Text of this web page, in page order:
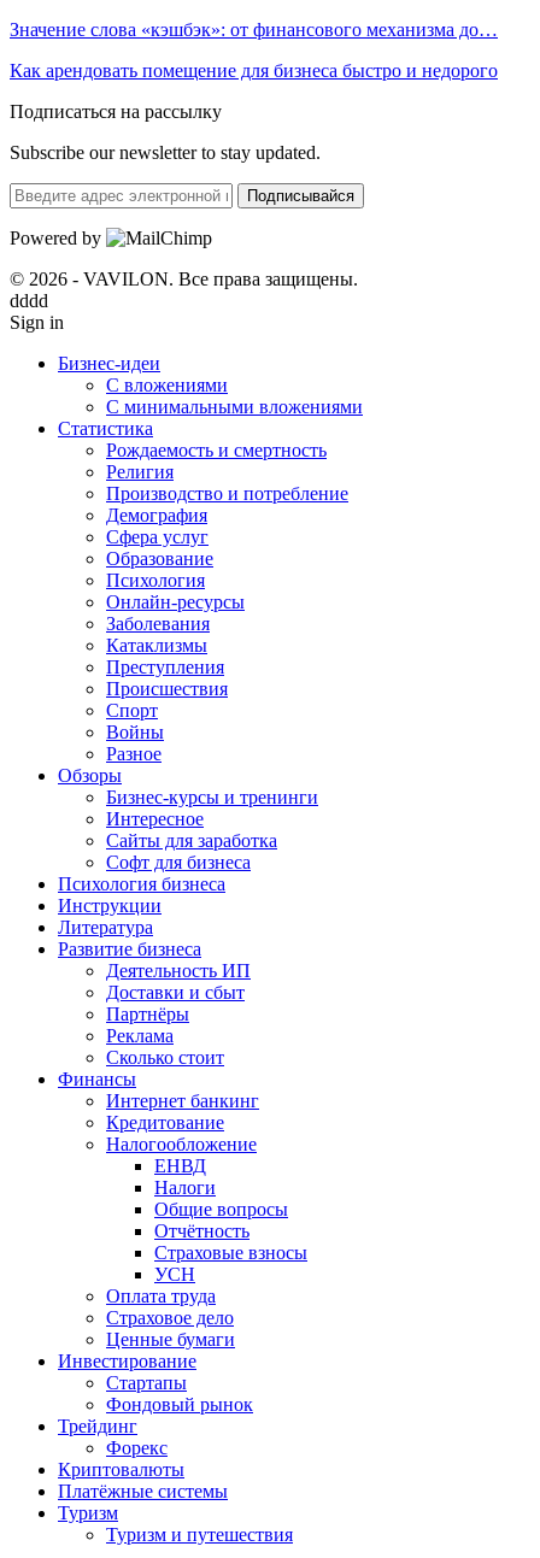
Значение слова «кэшбэк»: от финансового механизма до…
Как арендовать помещение для бизнеса быстро и недорого
Подписаться на рассылку
Subscribe our newsletter to stay updated.
Подписывайся
Powered by
© 2026 - VAVILON. Все права защищены.
dddd
Sign in
Бизнес-идеи
С вложениями
С минимальными вложениями
Статистика
Рождаемость и смертность
Религия
Производство и потребление
Демография
Сфера услуг
Образование
Психология
Онлайн-ресурсы
Заболевания
Катаклизмы
Преступления
Происшествия
Спорт
Войны
Разное
Обзоры
Бизнес-курсы и тренинги
Интересное
Сайты для заработка
Софт для бизнеса
Психология бизнеса
Инструкции
Литература
Развитие бизнеса
Деятельность ИП
Доставки и сбыт
Партнёры
Реклама
Сколько стоит
Финансы
Интернет банкинг
Кредитование
Налогообложение
ЕНВД
Налоги
Общие вопросы
Отчётность
Страховые взносы
УСН
Оплата труда
Страховое дело
Ценные бумаги
Инвестирование
Стартапы
Фондовый рынок
Трейдинг
Форекс
Криптовалюты
Платёжные системы
Туризм
Туризм и путешествия